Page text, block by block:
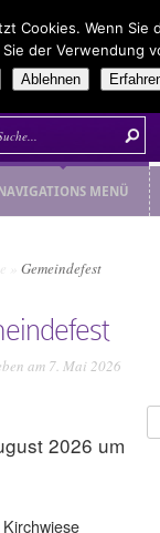
MENÜ
Gemeindefest
am 7. Mai 2026
2026 um
Cookies. Wenn Sie
der Verwendung
Ablehnen